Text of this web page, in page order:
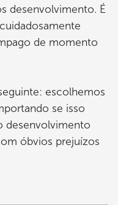
desenvolvimento. É
de momento
escolhemos
se isso
desenvolvimento
óbvios prejuízos